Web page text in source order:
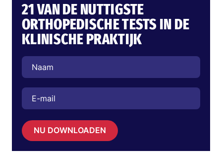
21 VAN DE NUTTIGSTE
ORTHOPEDISCHE TESTS IN DE
KLINISCHE PRAKTIJK
NU DOWNLOADEN